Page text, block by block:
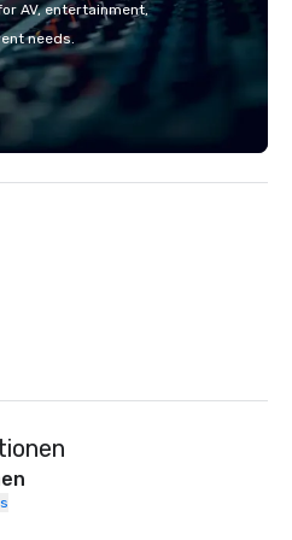
have
incorporate our
event to the water
AV, entertainment,
needs.